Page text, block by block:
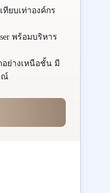
ยบเท่าองค์กร
พร้อมบริหาร
ย่างเหนือชั้น มี
ณ์